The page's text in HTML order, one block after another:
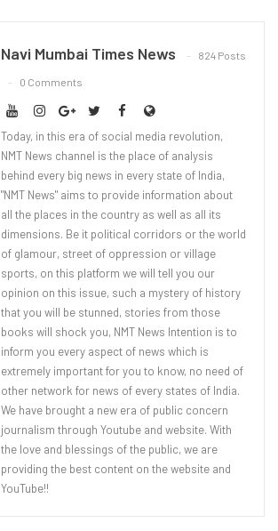
Navi Mumbai Times News 824 Posts
0 Comments
Today, in this era of social media revolution,
NMT News channel is the place of analysis
behind every big news in every state of India,
"NMT News" aims to provide information about
all the places in the country as well as all its
dimensions. Be it political corridors or the world
of glamour, street of oppression or village
sports, on this platform we will tell you our
opinion on this issue, such a mystery of history
that you will be stunned, stories from those
books will shock you, NMT News Intention is to
inform you every aspect of news which is
extremely important for you to know, no need of
other network for news of every states of India.
We have brought a new era of public concern
journalism through Youtube and website. With
the love and blessings of the public, we are
providing the best content on the website and
YouTube!!